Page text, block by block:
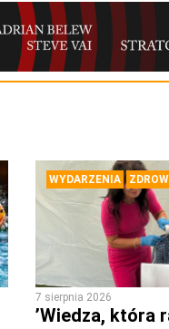
WYDARZENIA
7 sierpnia 2026
’Wiedza, która